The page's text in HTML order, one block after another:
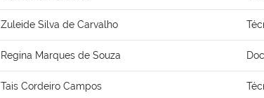
Zuleide Silva de Carvalho
Regina Marques de Souza
Tais Cordeiro Campos